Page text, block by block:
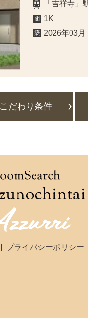
「吉祥寺
1K
2026年03月
こだわり条件
プライバシーポリシー